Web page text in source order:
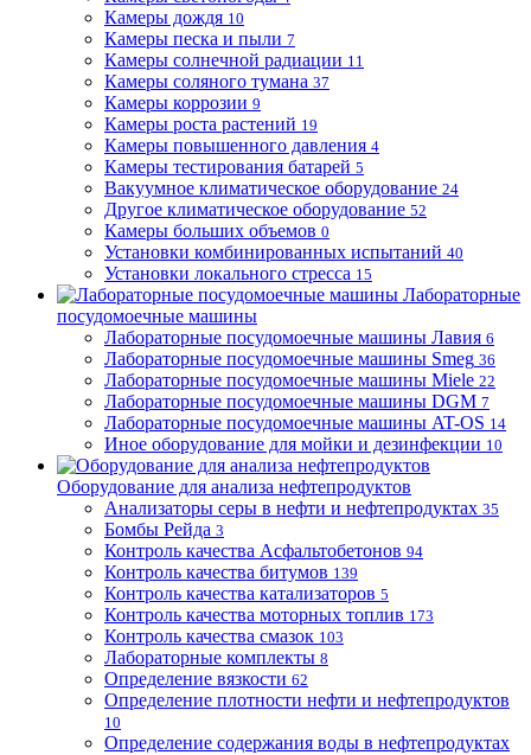
Камеры дождя 10
Камеры песка и пыли 7
Камеры солнечной радиации 11
Камеры соляного тумана 37
Камеры коррозии 9
Камеры роста растений 19
Камеры повышенного давления 4
Камеры тестирования батарей 5
Вакуумное климатическое оборудование 24
Другое климатическое оборудование 52
Камеры больших объемов 0
Установки комбинированных испытаний 40
Установки локального стресса 15
Лабораторные
посудомоечные машины
Лабораторные посудомоечные машины Лавия 6
Лабораторные посудомоечные машины Smeg 36
Лабораторные посудомоечные машины Miele 22
Лабораторные посудомоечные машины DGM 7
Лабораторные посудомоечные машины AT-OS 14
Иное оборудование для мойки и дезинфекции 10
Оборудование для анализа нефтепродуктов
Анализаторы серы в нефти и нефтепродуктах 35
Бомбы Рейда 3
Контроль качества Асфальтобетонов 94
Контроль качества битумов 139
Контроль качества катализаторов 5
Контроль качества моторных топлив 173
Контроль качества смазок 103
Лабораторные комплекты 8
Определение вязкости 62
Определение плотности нефти и нефтепродуктов
10
Определение содержания воды в нефтепродуктах